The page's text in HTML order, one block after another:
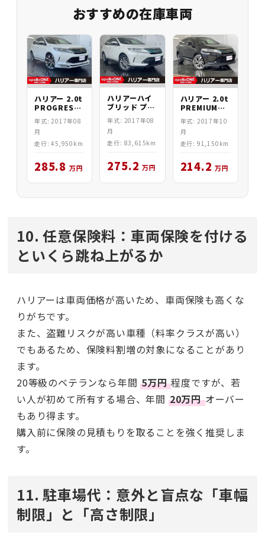
おすすめの在庫車両
ハリアー 2.0t
PROGRESS
4WD
年式: 2017年08
月
走行: 45,950km
285.8 万円
ハリアーハイ
ブリッド プロ
グレスメタル
＆レザー
年式: 2017年08
月
走行: 83,615km
275.2 万円
ハリアー 2.0t
PREMIUM
4WD
年式: 2017年10
月
走行: 91,150km
214.2 万円
10. 任意保険料：車両保険を付ける
といくら跳ね上がるか
ハリアーは車両価格が高いため、車両保険も高くな
りがちです。
また、盗難リスクが高い車種（料率クラスが高い）
でもあるため、保険料割増の対象になることがあり
ます。
20等級のベテランなら年間5万円程度ですが、若
い人が初めて所有する場合、年間 20万円オーバー
もあり得ます。
購入前に保険の見積もりを取ることを強く推奨しま
す。
11. 駐車場代：意外と盲点な「車幅
制限」と「高さ制限」